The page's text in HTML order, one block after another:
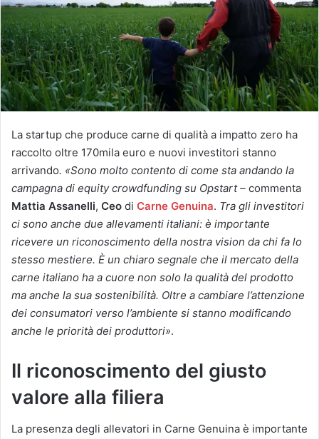
La startup che produce carne di qualità a impatto zero ha
raccolto oltre 170mila euro e nuovi investitori stanno
arrivando. «Sono molto contento di come sta andando la
campagna di equity crowdfunding su Opstart – commenta
Mattia Assanelli, Ceo di Carne Genuina. Tra gli investitori
ci sono anche due allevamenti italiani: è importante
ricevere un riconoscimento della nostra vision da chi fa lo
stesso mestiere. È un chiaro segnale che il mercato della
carne italiano ha a cuore non solo la qualità del prodotto
ma anche la sua sostenibilità. Oltre a cambiare l’attenzione
dei consumatori verso l’ambiente si stanno modificando
anche le priorità dei produttori».
Il riconoscimento del giusto
valore alla filiera
La presenza degli allevatori in Carne Genuina è importante